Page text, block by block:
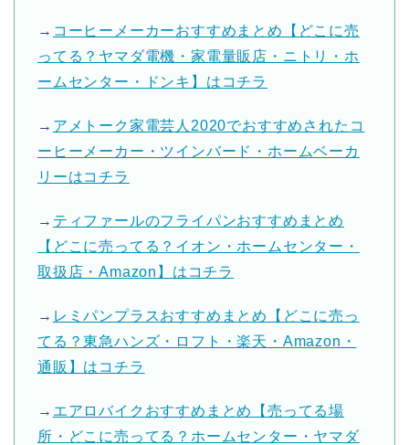
→ コーヒーメーカーおすすめまとめ【どこに売
ってる？ヤマダ電機・家電量販店・ニトリ・ホ
ームセンター・ドンキ】はコチラ
→ アメトーク家電芸人2020でおすすめされたコ
ーヒーメーカー・ツインバード・ホームベーカ
リーはコチラ
→ ティファールのフライパンおすすめまとめ
【どこに売ってる？イオン・ホームセンター・
取扱店・Amazon】はコチラ
→ レミパンプラスおすすめまとめ【どこに売っ
てる？東急ハンズ・ロフト・楽天・Amazon・
通販】はコチラ
→ エアロバイクおすすめまとめ【売ってる場
所・どこに売ってる？ホームセンター・ヤマダ